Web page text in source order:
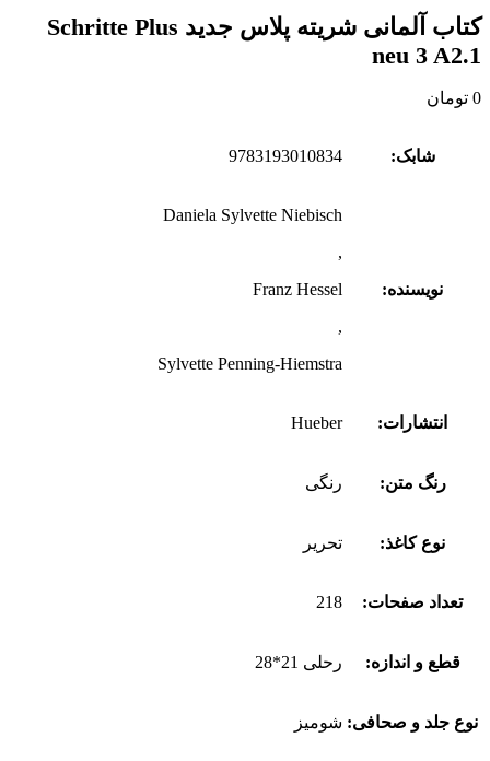
کتاب آلمانی شریته پلاس جدید Schritte Plus
neu 3 A2.1
0 تومان
شابک: 9783193010834
نویسنده:
Daniela Sylvette Niebisch
,
Franz Hessel
,
Sylvette Penning-Hiemstra
انتشارات: Hueber
رنگ متن: رنگی
نوع کاغذ: تحریر
تعداد صفحات: 218
قطع و اندازه: رحلی 21*28
نوع جلد و صحافی: شومیز